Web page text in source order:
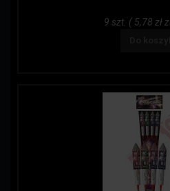
9 szt. ( 5,78 zł